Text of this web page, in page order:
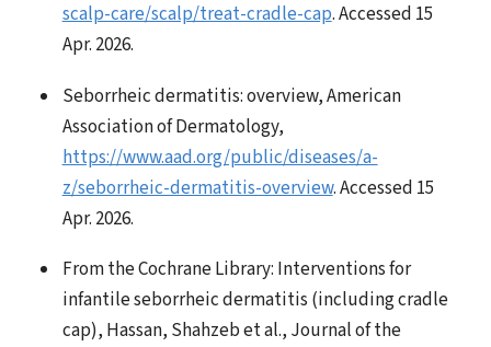
scalp-care/scalp/treat-cradle-cap. Accessed 15
Apr. 2026.
Seborrheic dermatitis: overview, American
Association of Dermatology,
https://www.aad.org/public/diseases/a-
z/seborrheic-dermatitis-overview. Accessed 15
Apr. 2026.
From the Cochrane Library: Interventions for
infantile seborrheic dermatitis (including cradle
cap), Hassan, Shahzeb et al., Journal of the